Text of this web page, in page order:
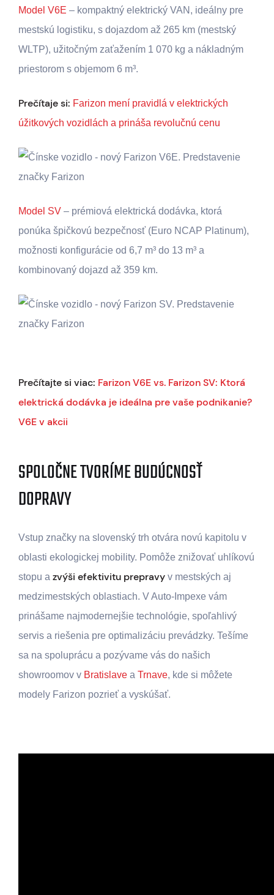
Model V6E – kompaktný elektrický VAN, ideálny pre
mestskú logistiku, s dojazdom až 265 km (mestský
WLTP), užitočným zaťažením 1 070 kg a nákladným
priestorom s objemom 6 m³.
Prečítaje si: Farizon mení pravidlá v elektrických
úžitkových vozidlách a prináša revolučnú cenu
Model SV – prémiová elektrická dodávka, ktorá
ponúka špičkovú bezpečnosť (Euro NCAP Platinum),
možnosti konfigurácie od 6,7 m³ do 13 m³ a
kombinovaný dojazd až 359 km.
Prečítajte si viac: Farizon V6E vs. Farizon SV: Ktorá
elektrická dodávka je ideálna pre vaše podnikanie?
V6E v akcii
SPOLOČNE TVORÍME BUDÚCNOSŤ
DOPRAVY
Vstup značky na slovenský trh otvára novú kapitolu v
oblasti ekologickej mobility. Pomôže znižovať uhlíkovú
stopu a zvýši efektivitu prepravy v mestských aj
medzimestských oblastiach. V Auto-Impexe vám
prinášame najmodernejšie technológie, spoľahlivý
servis a riešenia pre optimalizáciu prevádzky. Tešíme
sa na spoluprácu a pozývame vás do našich
showroomov v Bratislave a Trnave, kde si môžete
modely Farizon pozrieť a vyskúšať.